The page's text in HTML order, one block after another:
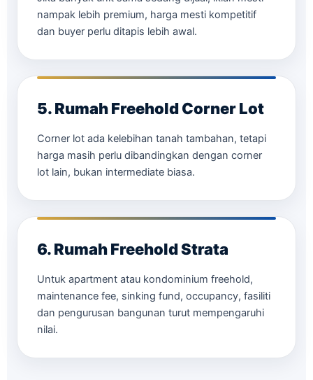
nampak lebih premium, harga mesti kompetitif
dan buyer perlu ditapis lebih awal.
5. Rumah Freehold Corner Lot
Corner lot ada kelebihan tanah tambahan, tetapi
harga masih perlu dibandingkan dengan corner
lot lain, bukan intermediate biasa.
6. Rumah Freehold Strata
Untuk apartment atau kondominium freehold,
maintenance fee, sinking fund, occupancy, fasiliti
dan pengurusan bangunan turut mempengaruhi
nilai.